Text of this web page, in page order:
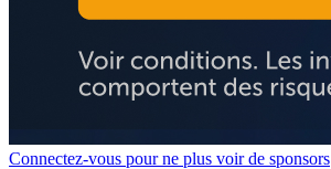
Connectez-vous pour ne plus voir de sponsors